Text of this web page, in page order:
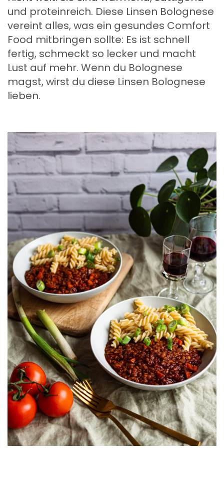
und proteinreich. Diese Linsen Bolognese
vereint alles, was ein gesundes Comfort
Food mitbringen sollte: Es ist schnell
fertig, schmeckt so lecker und macht
Lust auf mehr. Wenn du Bolognese
magst, wirst du diese Linsen Bolognese
lieben.